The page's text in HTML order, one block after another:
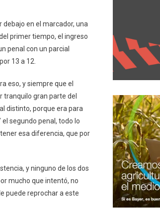
debajo en el marcador, una
primer tiempo, el ingreso
penal con un parcial
13 a 12.
eso, y siempre que el
tranquilo gran parte del
distinto, porque era para
segundo penal, todo lo
esa diferencia, que por
y ninguno de los dos
mucho que intentó, no
puede reprochar a este